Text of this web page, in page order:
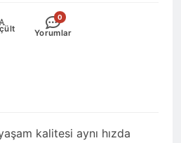
kalitesi aynı hızda
-
0
Yorumlar